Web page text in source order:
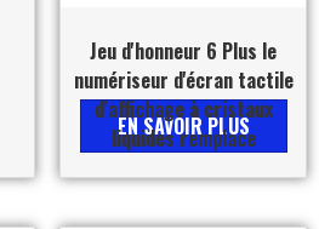
Jeu d'honneur 6 Plus le
numériseur d'écran tactile
d'affichage à cristaux
liquides remplace
EN SAVOIR PLUS